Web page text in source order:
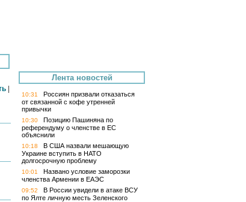
Лента новостей
10:31
Россиян призвали отказаться
от связанной с кофе утренней
привычки
10:30
Позицию Пашиняна по
референдуму о членстве в ЕС
объяснили
10:18
В США назвали мешающую
Украине вступить в НАТО
долгосрочную проблему
10:01
Названо условие заморозки
членства Армении в ЕАЭС
09:52
В России увидели в атаке ВСУ
по Ялте личную месть Зеленского